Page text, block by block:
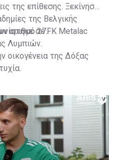
της επίθεσης. Ξεκίνησε
της Βελγικής
σε FK Metalac
Λυμπιών.
αριθμό 27.
οικογένεια της Δόξας